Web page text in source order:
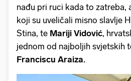
nađu pri ruci kada to zatreba,
koji su uveličali misno slavlje
Stina, te Mariji Vidović,
jednom od najboljih svjetskih
Franciscu Araiza.